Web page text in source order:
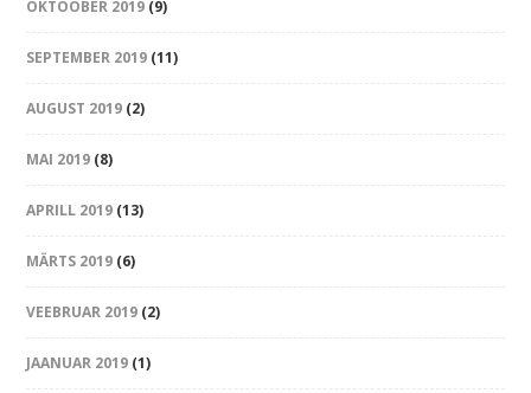
OKTOOBER 2019 (9)
SEPTEMBER 2019 (11)
AUGUST 2019 (2)
MAI 2019 (8)
APRILL 2019 (13)
MÄRTS 2019 (6)
VEEBRUAR 2019 (2)
JAANUAR 2019 (1)